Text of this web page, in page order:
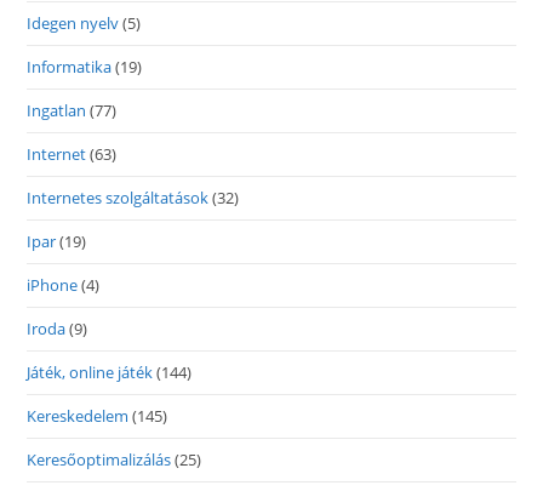
Idegen nyelv(5)
Informatika(19)
Ingatlan (77)
Internet(63)
Internetes szolgáltatások(32)
Ipar(19)
iPhone(4)
Iroda(9)
Játék, online játék(144)
Kereskedelem (145)
Keresőoptimalizálás(25)